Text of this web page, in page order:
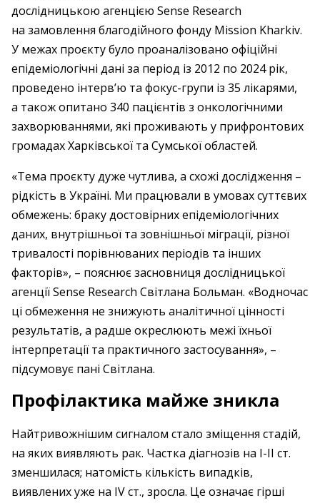
дослідницькою агенцією Sense Research
на замовлення благодійного фонду Mission Kharkiv.
У межах проєкту було проаналізовано офіційні
епідеміологічні дані за період із 2012 по 2024 рік,
проведено інтерв’ю та фокус-групи із 35 лікарями,
а також опитано 340 пацієнтів з онкологічними
захворюваннями, які проживають у прифронтових
громадах Харківської та Сумської областей.
«Тема проєкту дуже чутлива, а схожі дослідження –
рідкість в Україні. Ми працювали в умовах суттєвих
обмежень: браку достовірних епідеміологічних
даних, внутрішньої та зовнішньої міграції, різної
тривалості порівнюваних періодів та інших
факторів», – пояснює засновниця дослідницької
агенції Sense Research Світлана Больман. «Водночас
ці обмеження не знижують аналітичної цінності
результатів, а радше окреслюють межі їхньої
інтерпретації та практичного застосування», –
підсумовує пані Світлана.
Профілактика майже зникла
Найтривожнішим сигналом стало зміщення стадій,
на яких виявляють рак. Частка діагнозів на І-ІІ ст.
зменшилася; натомість кількість випадків,
виявлених уже на IV ст., зросла. Це означає гірші